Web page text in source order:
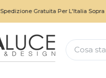
Gratuita Per L'Italia Sopra I 150€